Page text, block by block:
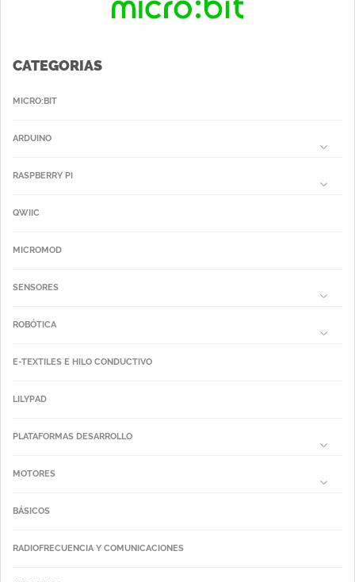
CATEGORIAS
MICRO:BIT
ARDUINO
RASPBERRY PI
QWIIC
MICROMOD
SENSORES
ROBÓTICA
E-TEXTILES E HILO CONDUCTIVO
LILYPAD
PLATAFORMAS DESARROLLO
MOTORES
BÁSICOS
RADIOFRECUENCIA Y COMUNICACIONES